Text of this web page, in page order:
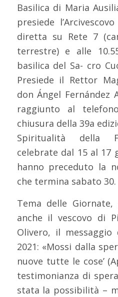
Basilica di Maria
presiede
diretta su Rete 7
terrestre) e alle
basilica del Sa- cro
Presiede il Rettor
don Ángel Fernández
raggiunto al
chiusura della 39a
Spiritualità della
celebrate dal 15 al 17
hanno preceduto la
che termina sabato 30.
Tema delle
anche il vescovo di
Olivero, il
2021: «Mossi dalla
nuove tutte le cose’
testimonianza di
stata la possibilità –